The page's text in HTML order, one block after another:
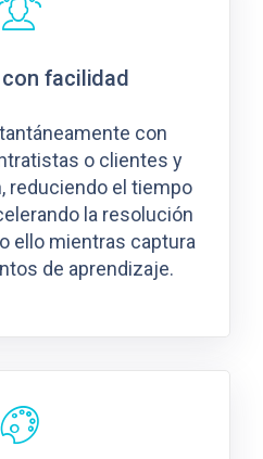
facilidad
con
o clientes y
reduciendo el tiempo
la resolución
ello mientras captura
de aprendizaje.